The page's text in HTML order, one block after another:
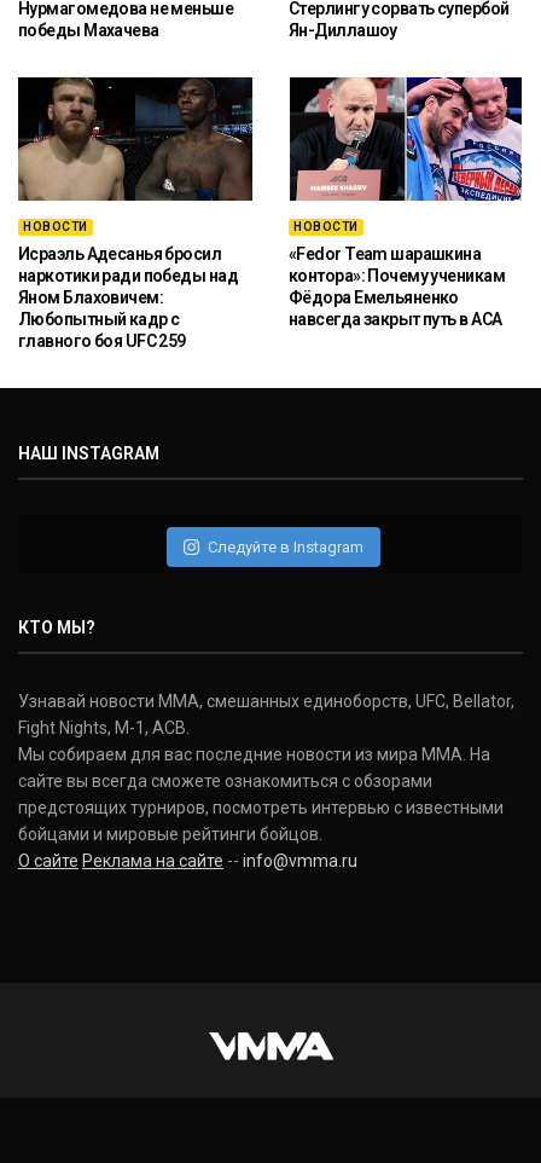
Нурмагомедова не меньше
победы Махачева
Стерлингу сорвать супербой
Ян-Диллашоу
НОВОСТИ
Исраэль Адесанья бросил
наркотики ради победы над
Яном Блаховичем:
Любопытный кадр с
главного боя UFC 259
НОВОСТИ
«Fedor Team шарашкина
контора»: Почему ученикам
Фёдора Емельяненко
навсегда закрыт путь в ACA
НАШ INSTAGRAM
Следуйте в Instagram
КТО МЫ?
Узнавай новости ММА, смешанных единоборств, UFC, Bellator,
Fight Nights, M-1, ACB.
Мы собираем для вас последние новости из мира ММА. На
сайте вы всегда сможете ознакомиться с обзорами
предстоящих турниров, посмотреть интервью с известными
бойцами и мировые рейтинги бойцов.
О сайте Реклама на сайте -- info@vmma.ru